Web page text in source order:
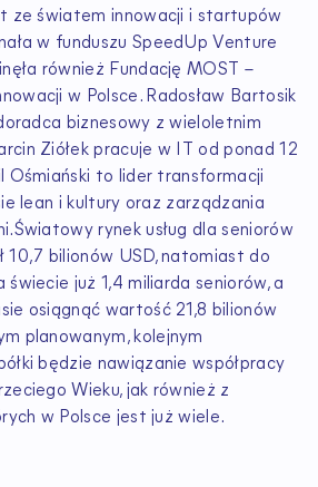
ze światem innowacji i startupów
w funduszu SpeedUp Venture
również Fundację MOST –
w Polsce. Radosław Bartosik
biznesowy z wieloletnim
Ziółek pracuje w IT od ponad 12
Ośmiański to lider transformacji
lean i kultury oraz zarządzania
rynek usług dla seniorów
10,7 bilionów USD, natomiast do
już 1,4 miliarda seniorów, a
osiągnąć wartość 21,8 bilionów
planowanym, kolejnym
będzie nawiązanie współpracy
Wieku, jak również z
w Polsce jest już wiele.